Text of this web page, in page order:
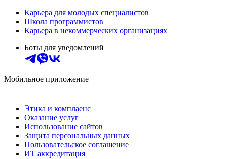
Карьера для молодых специалистов
Школа программистов
Карьера в некоммерческих организациях
Боты для уведомлений
Мобильное приложение
Этика и комплаенс
Оказание услуг
Использование сайтов
Защита персональных данных
Пользовательское соглашение
ИТ аккредитация